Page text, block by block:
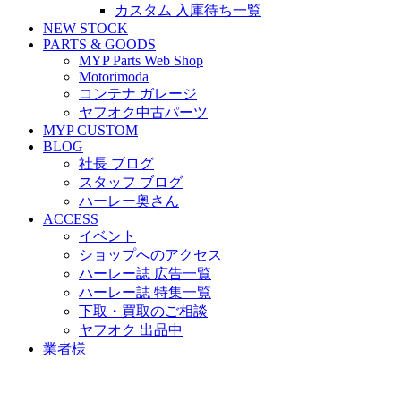
カスタム 入庫待ち一覧
NEW STOCK
PARTS & GOODS
MYP Parts Web Shop
Motorimoda
コンテナ ガレージ
ヤフオク中古パーツ
MYP CUSTOM
BLOG
社長 ブログ
スタッフ ブログ
ハーレー奥さん
ACCESS
イベント
ショップへのアクセス
ハーレー誌 広告一覧
ハーレー誌 特集一覧
下取・買取のご相談
ヤフオク 出品中
業者様